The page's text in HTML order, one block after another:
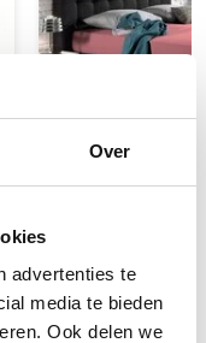
Over
advertenties te
media te bieden
Ook delen we
1 tot 2